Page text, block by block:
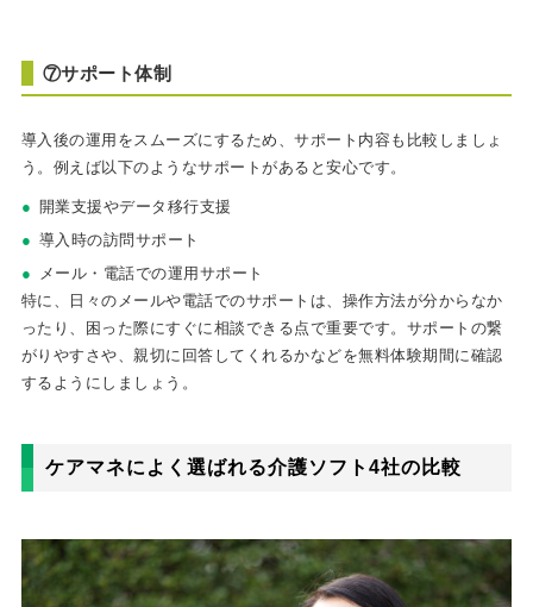
⑦サポート体制
導入後の運用をスムーズにするため、サポート内容も比較しましょ
う。例えば以下のようなサポートがあると安心です。
開業支援やデータ移行支援
導入時の訪問サポート
メール・電話での運用サポート
特に、日々のメールや電話でのサポートは、操作方法が分からなか
ったり、困った際にすぐに相談できる点で重要です。サポートの繋
がりやすさや、親切に回答してくれるかなどを無料体験期間に確認
するようにしましょう。
ケアマネによく選ばれる介護ソフト4社の比較